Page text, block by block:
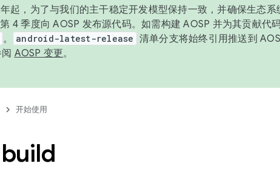
起，为了与我们的主干稳定开发模型保持一致，并确保生态
4 季度向 AOSP 发布源代码。如需构建 AOSP 并为其贡献代
。 android-latest-release 清单分支将始终引用推送到
AOSP 变更。
开始使用